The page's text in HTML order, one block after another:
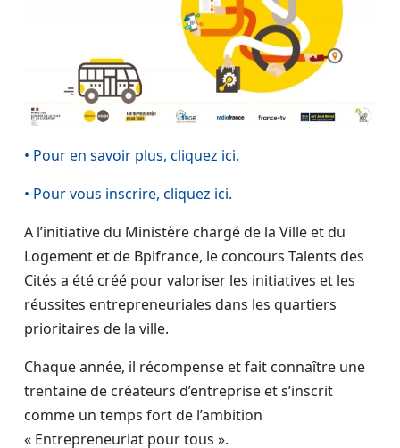
• Pour en savoir plus, cliquez ici.
• Pour vous inscrire, cliquez ici.
A l’initiative du Ministère chargé de la Ville et du
Logement et de Bpifrance, le concours Talents des
Cités a été créé pour valoriser les initiatives et les
réussites entrepreneuriales dans les quartiers
prioritaires de la ville.
Chaque année, il récompense et fait connaître une
trentaine de créateurs d’entreprise et s’inscrit
comme un temps fort de l’ambition
« Entrepreneuriat pour tous ».